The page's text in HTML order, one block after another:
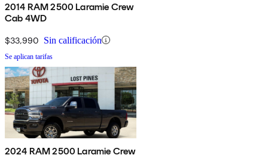
2014 RAM 2500 Laramie Crew
Cab 4WD
$33,990 Sin calificación
Se aplican tarifas
2024 RAM 2500 Laramie Crew